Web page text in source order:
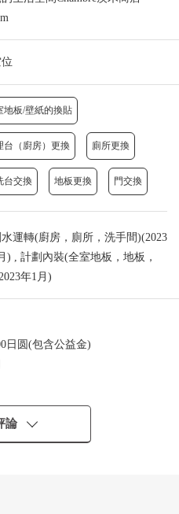
地板/壁紙的換貼
台（廚房）更換 廁所更換
台交換 地板更換 門交換
運轉(廚房，廁所，洗手間)(2023
) , 計劃內裝(全室地板，地板，
年1月)
日圆(包含公益金)
・・・
論